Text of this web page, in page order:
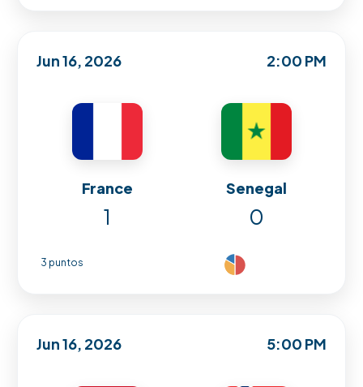
Jun 16, 2026 2:00 PM
France Senegal
1 0
3 puntos
Jun 16, 2026 5:00 PM